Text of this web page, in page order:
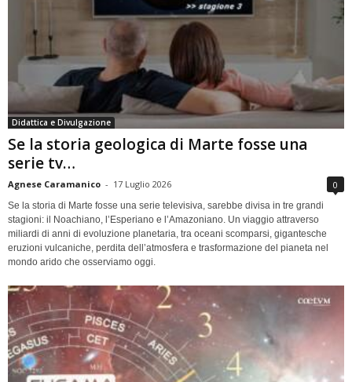
Didattica e Divulgazione
Se la storia geologica di Marte fosse una
serie tv…
Agnese Caramanico - 17 Luglio 2026 0
Se la storia di Marte fosse una serie televisiva, sarebbe divisa in tre grandi
stagioni: il Noachiano, l’Esperiano e l’Amazoniano. Un viaggio attraverso
miliardi di anni di evoluzione planetaria, tra oceani scomparsi, gigantesche
eruzioni vulcaniche, perdita dell’atmosfera e trasformazione del pianeta nel
mondo arido che osserviamo oggi.